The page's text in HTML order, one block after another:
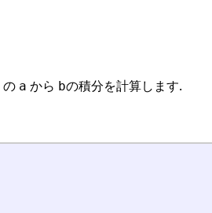
の a から bの積分を計算します.